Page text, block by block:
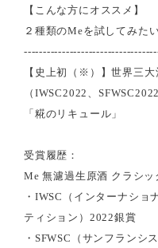
【こんな方にオススメ】
２種類のMeを試してみた
【史上初（※）】世界三
（IWSC2022、
「糀のリキュール」
受賞履歴：
Me 無濾過生原酒 クラシッ
・IWSC（インターナショ
ティション）2022銀賞
・SFWSC（サンフランシ